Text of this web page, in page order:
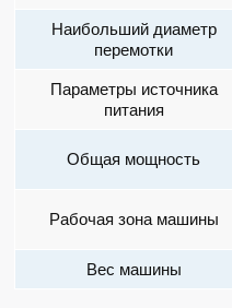
Наибольший диаметр
перемотки
Параметры источника
питания
Общая мощность
Рабочая зона машины
Вес машины